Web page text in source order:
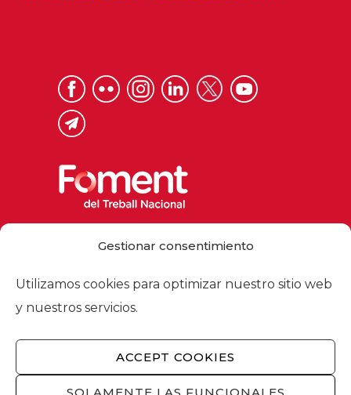
Gestionar consentimiento
Utilizamos cookies para optimizar nuestro sitio web
y nuestros servicios.
ACCEPT COOKIES
foment@foment.com
© 2026 - Foment del Treball Nacional